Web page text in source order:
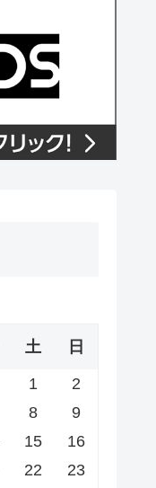
土 日
1
2
8
9
15
16
22
23